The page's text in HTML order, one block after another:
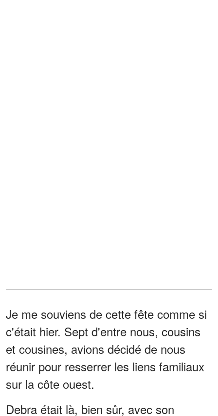
Je me souviens de cette fête comme si
c'était hier. Sept d'entre nous, cousins
et cousines, avions décidé de nous
réunir pour resserrer les liens familiaux
sur la côte ouest.
Debra était là, bien sûr, avec son